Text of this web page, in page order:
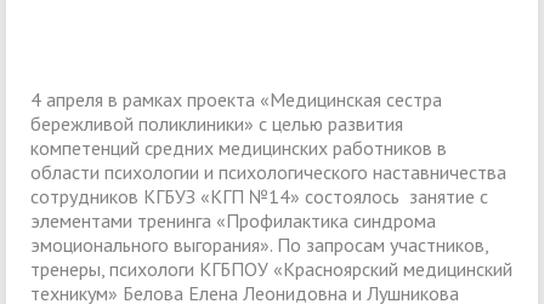
4 апреля в рамках проекта «Медицинская сестра
бережливой поликлиники» с целью развития
компетенций средних медицинских работников в
области психологии и психологического наставничества
сотрудников КГБУЗ «КГП №14» состоялось занятие с
элементами тренинга «Профилактика синдрома
эмоционального выгорания». По запросам участников,
тренеры, психологи КГБПОУ «Красноярский медицинский
техникум» Белова Елена Леонидовна и Лушникова